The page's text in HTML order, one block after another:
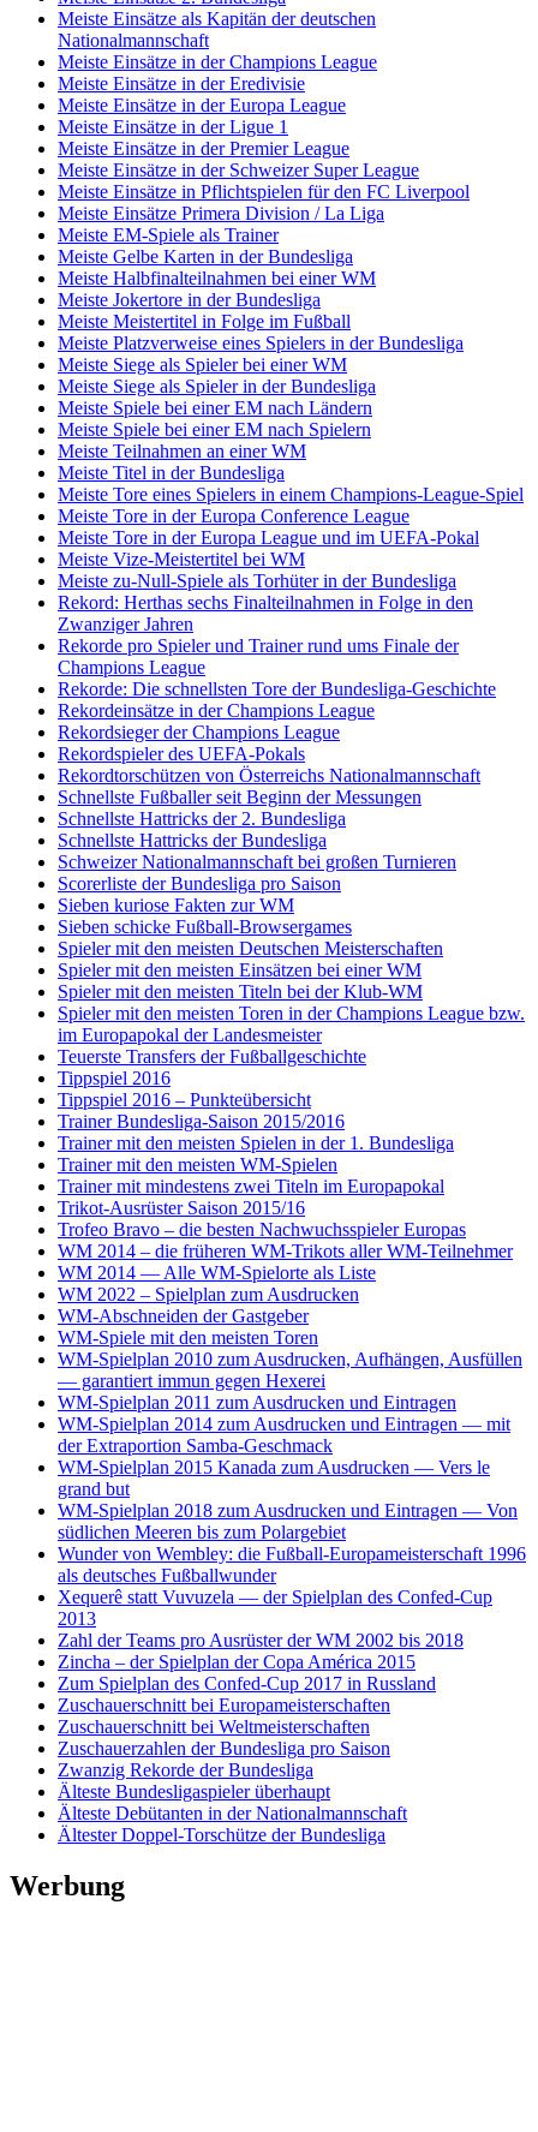
Meiste Einsätze als Kapitän der deutschen
Nationalmannschaft
Meiste Einsätze in der Champions League
Meiste Einsätze in der Eredivisie
Meiste Einsätze in der Europa League
Meiste Einsätze in der Ligue 1
Meiste Einsätze in der Premier League
Meiste Einsätze in der Schweizer Super League
Meiste Einsätze in Pflichtspielen für den FC Liverpool
Meiste Einsätze Primera Division / La Liga
Meiste EM-Spiele als Trainer
Meiste Gelbe Karten in der Bundesliga
Meiste Halbfinalteilnahmen bei einer WM
Meiste Jokertore in der Bundesliga
Meiste Meistertitel in Folge im Fußball
Meiste Platzverweise eines Spielers in der Bundesliga
Meiste Siege als Spieler bei einer WM
Meiste Siege als Spieler in der Bundesliga
Meiste Spiele bei einer EM nach Ländern
Meiste Spiele bei einer EM nach Spielern
Meiste Teilnahmen an einer WM
Meiste Titel in der Bundesliga
Meiste Tore eines Spielers in einem Champions-League-Spiel
Meiste Tore in der Europa Conference League
Meiste Tore in der Europa League und im UEFA-Pokal
Meiste Vize-Meistertitel bei WM
Meiste zu-Null-Spiele als Torhüter in der Bundesliga
Rekord: Herthas sechs Finalteilnahmen in Folge in den
Zwanziger Jahren
Rekorde pro Spieler und Trainer rund ums Finale der
Champions League
Rekorde: Die schnellsten Tore der Bundesliga-Geschichte
Rekordeinsätze in der Champions League
Rekordsieger der Champions League
Rekordspieler des UEFA-Pokals
Rekordtorschützen von Österreichs Nationalmannschaft
Schnellste Fußballer seit Beginn der Messungen
Schnellste Hattricks der 2. Bundesliga
Schnellste Hattricks der Bundesliga
Schweizer Nationalmannschaft bei großen Turnieren
Scorerliste der Bundesliga pro Saison
Sieben kuriose Fakten zur WM
Sieben schicke Fußball-Browsergames
Spieler mit den meisten Deutschen Meisterschaften
Spieler mit den meisten Einsätzen bei einer WM
Spieler mit den meisten Titeln bei der Klub-WM
Spieler mit den meisten Toren in der Champions League bzw.
im Europapokal der Landesmeister
Teuerste Transfers der Fußballgeschichte
Tippspiel 2016
Tippspiel 2016 – Punkteübersicht
Trainer Bundesliga-Saison 2015/2016
Trainer mit den meisten Spielen in der 1. Bundesliga
Trainer mit den meisten WM-Spielen
Trainer mit mindestens zwei Titeln im Europapokal
Trikot-Ausrüster Saison 2015/16
Trofeo Bravo – die besten Nachwuchsspieler Europas
WM 2014 – die früheren WM-Trikots aller WM-Teilnehmer
WM 2014 — Alle WM-Spielorte als Liste
WM 2022 – Spielplan zum Ausdrucken
WM-Abschneiden der Gastgeber
WM-Spiele mit den meisten Toren
WM-Spielplan 2010 zum Ausdrucken, Aufhängen, Ausfüllen
— garantiert immun gegen Hexerei
WM-Spielplan 2011 zum Ausdrucken und Eintragen
WM-Spielplan 2014 zum Ausdrucken und Eintragen — mit
der Extraportion Samba-Geschmack
WM-Spielplan 2015 Kanada zum Ausdrucken — Vers le
grand but
WM-Spielplan 2018 zum Ausdrucken und Eintragen — Von
südlichen Meeren bis zum Polargebiet
Wunder von Wembley: die Fußball-Europameisterschaft 1996
als deutsches Fußballwunder
Xequerê statt Vuvuzela — der Spielplan des Confed-Cup
2013
Zahl der Teams pro Ausrüster der WM 2002 bis 2018
Zincha – der Spielplan der Copa América 2015
Zum Spielplan des Confed-Cup 2017 in Russland
Zuschauerschnitt bei Europameisterschaften
Zuschauerschnitt bei Weltmeisterschaften
Zuschauerzahlen der Bundesliga pro Saison
Zwanzig Rekorde der Bundesliga
Älteste Bundesligaspieler überhaupt
Älteste Debütanten in der Nationalmannschaft
Ältester Doppel-Torschütze der Bundesliga
Werbung